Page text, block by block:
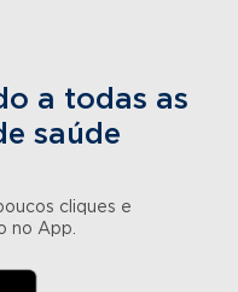
a todas as
saúde
cliques e
no App.